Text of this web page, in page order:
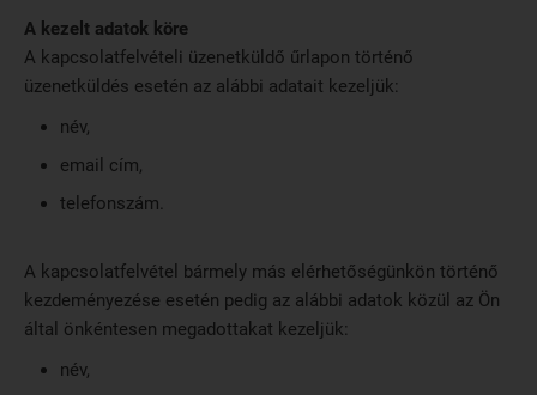
A kezelt adatok köre
A kapcsolatfelvételi üzenetküldő űrlapon történő
üzenetküldés esetén az alábbi adatait kezeljük:
név,
email cím,
telefonszám.
A kapcsolatfelvétel bármely más elérhetőségünkön történő
kezdeményezése esetén pedig az alábbi adatok közül az Ön
által önkéntesen megadottakat kezeljük:
név,